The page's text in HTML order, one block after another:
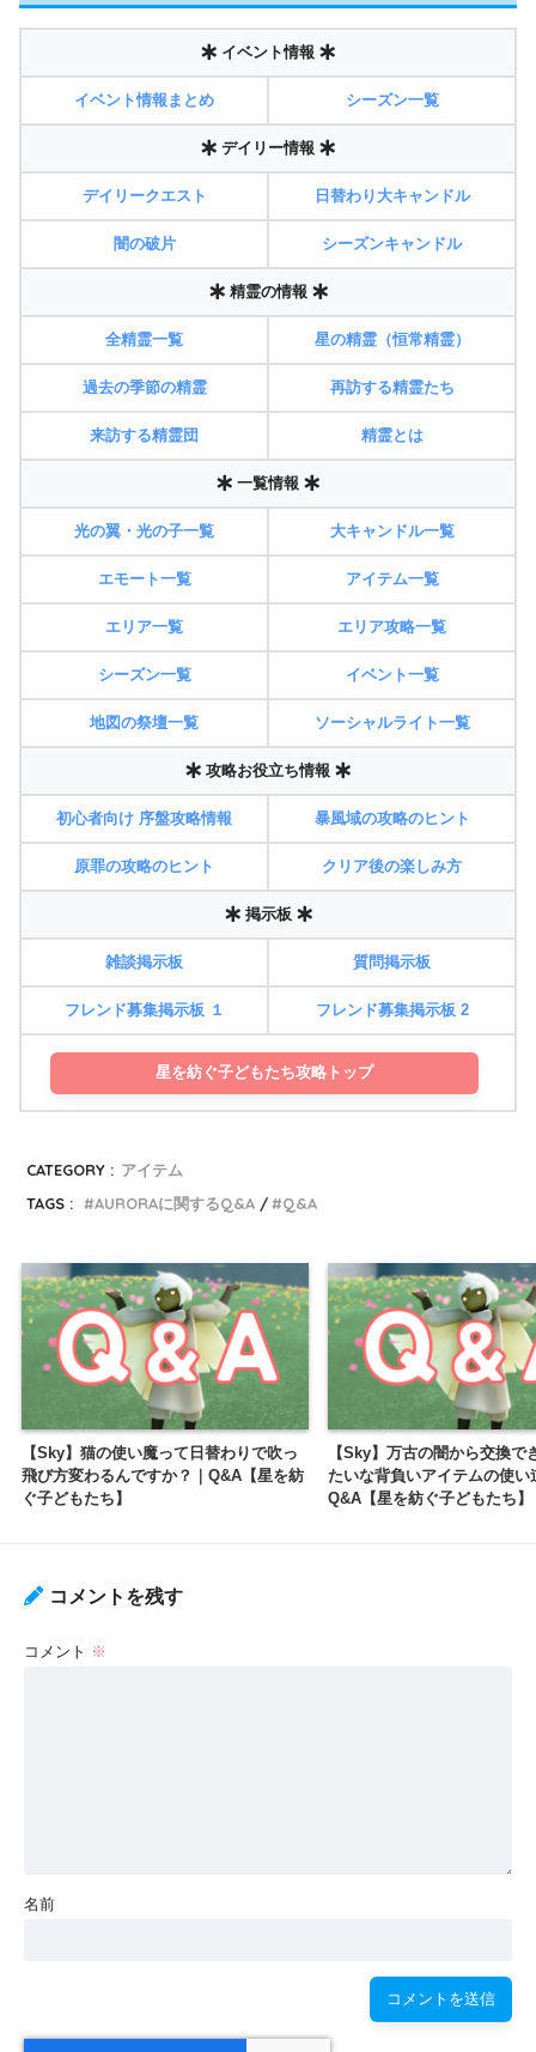
イベント情報
イベント情報まとめ シーズン一覧
デイリー情報
デイリークエスト 日替わり大キャンドル
闇の破片 シーズンキャンドル
精霊の情報
全精霊一覧 星の精霊（恒常精霊）
過去の季節の精霊 再訪する精霊たち
来訪する精霊団 精霊とは
一覧情報
光の翼・光の子一覧 大キャンドル一覧
エモート一覧 アイテム一覧
エリア一覧 エリア攻略一覧
シーズン一覧 イベント一覧
地図の祭壇一覧 ソーシャルライト一覧
攻略お役立ち情報
初心者向け 序盤攻略情報 暴風域の攻略のヒント
原罪の攻略のヒント クリア後の楽しみ方
掲示板
雑談掲示板 質問掲示板
フレンド募集掲示板 １ フレンド募集掲示板 2
星を紡ぐ子どもたち攻略トップ
CATEGORY : アイテム
TAGS :
AURORAに関するQ&A Q&A
【Sky】猫の使い魔って日替わりで吹っ
飛び方変わるんですか？｜Q&A【星を紡
ぐ子どもたち】
【Sky】万古の闇から交換で
たいな背負いアイテムの使い
Q&A【星を紡ぐ子どもたち】
コメントを残す
コメント ※
名前